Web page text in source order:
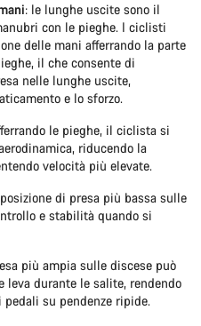
: le lunghe uscite sono il
con le pieghe. I ciclisti
delle mani afferrando la parte
il che consente di
nelle lunghe uscite,
e lo sforzo.
le pieghe, il ciclista si
riducendo la
velocità più elevate.
di presa più bassa sulle
e stabilità quando si
più ampia sulle discese può
leva durante le salite, rendendo
su pendenze ripide.